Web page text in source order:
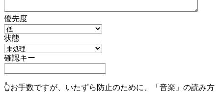
優先度
状態
確認キー
👆お手数ですが、いたずら防止のために、「音楽」の読み方